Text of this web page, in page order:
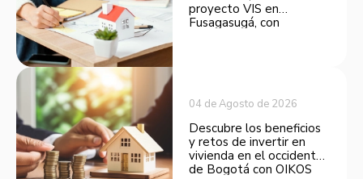
proyecto VIS en
Fusagasugá, con
04 de Agosto de 2026
Descubre los beneficios
y retos de invertir en
vivienda en el occidente
de Bogotá con OIKOS